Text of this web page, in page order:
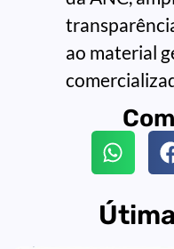
ao material